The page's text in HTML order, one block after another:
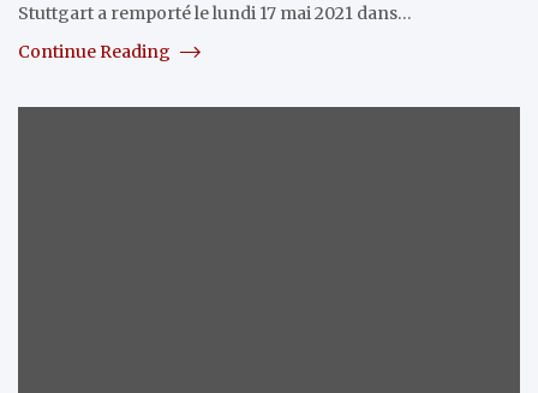
Stuttgart a remporté le lundi 17 mai 2021 dans…
Continue Reading